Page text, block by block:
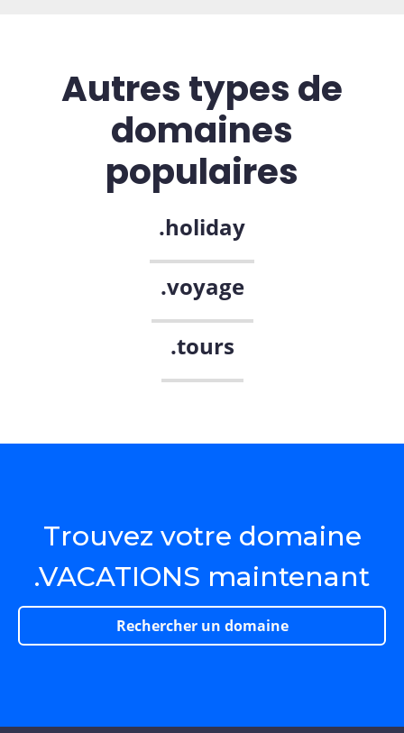
Autres types de
domaines
populaires
.holiday
.voyage
.tours
Trouvez votre domaine
.VACATIONS maintenant
Rechercher un domaine